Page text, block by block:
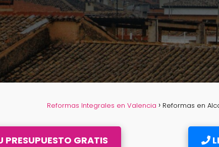
Reformas Integrales en Valencia Reformas en
PRESUPUESTO GRATIS